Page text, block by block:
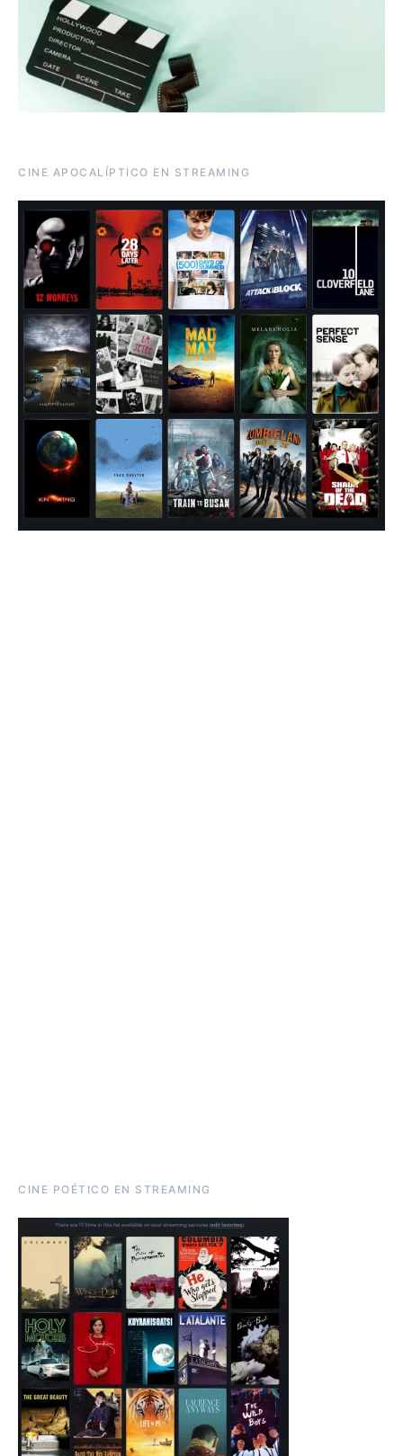
CINE APOCALÍPTICO EN STREAMING
CINE POÉTICO EN STREAMING